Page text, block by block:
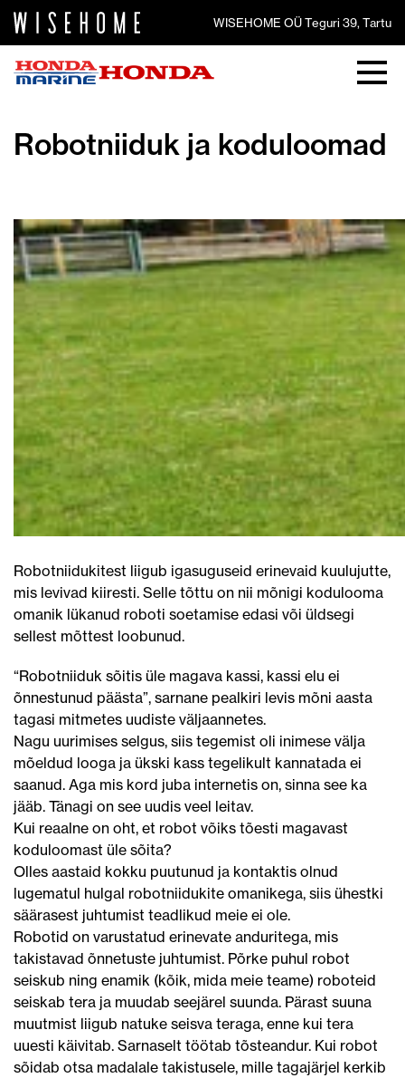
WISEHOME OÜ Teguri 39, Tartu
Robotniiduk ja koduloomad
Robotniidukitest liigub igasuguseid erinevaid kuulujutte,
mis levivad kiiresti. Selle tõttu on nii mõnigi kodulooma
omanik lükanud roboti soetamise edasi või üldsegi
sellest mõttest loobunud.
“Robotniiduk sõitis üle magava kassi, kassi elu ei
õnnestunud päästa”, sarnane pealkiri levis mõni aasta
tagasi mitmetes uudiste väljaannetes.
Nagu uurimises selgus, siis tegemist oli inimese välja
mõeldud looga ja ükski kass tegelikult kannatada ei
saanud. Aga mis kord juba internetis on, sinna see ka
jääb. Tänagi on see uudis veel leitav.
Kui reaalne on oht, et robot võiks tõesti magavast
koduloomast üle sõita?
Olles aastaid kokku puutunud ja kontaktis olnud
lugematul hulgal robotniidukite omanikega, siis ühestki
säärasest juhtumist teadlikud meie ei ole.
Robotid on varustatud erinevate anduritega, mis
takistavad õnnetuste juhtumist. Põrke puhul robot
seiskub ning enamik (kõik, mida meie teame) roboteid
seiskab tera ja muudab seejärel suunda. Pärast suuna
muutmist liigub natuke seisva teraga, enne kui tera
uuesti käivitab. Sarnaselt töötab tõsteandur. Kui robot
sõidab otsa madalale takistusele, mille tagajärjel kerkib